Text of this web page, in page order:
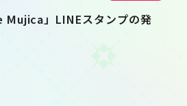
Mujica」LINEスタンプの発